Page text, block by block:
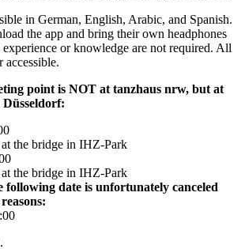
in German, English, Arabic, and Spanish.
the app and bring their own headphones
or knowledge are not required. All
accessible.
point is NOT at tanzhaus nrw, but at
the bridge in IHZ-Park
the bridge in IHZ-Park
following date is unfortunately canceled